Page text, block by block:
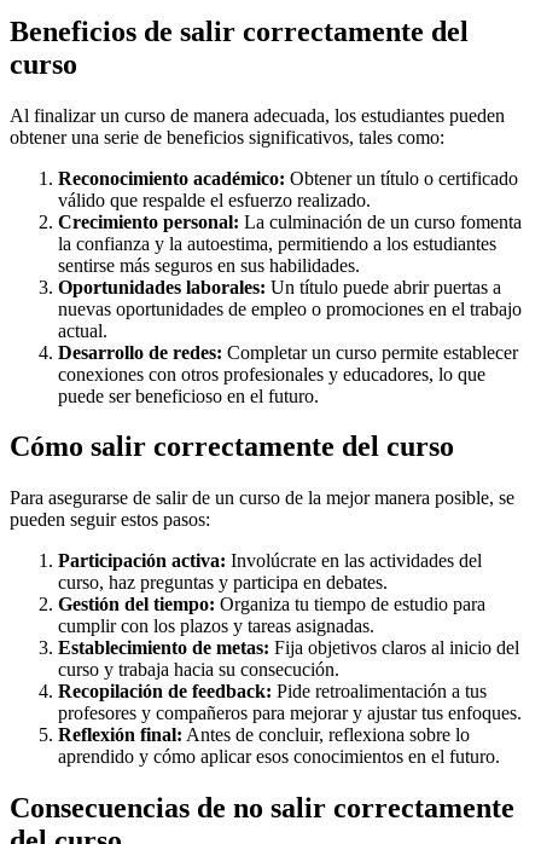
Beneficios de salir correctamente del
curso
Al finalizar un curso de manera adecuada, los estudiantes pueden
obtener una serie de beneficios significativos, tales como:
Reconocimiento académico: Obtener un título o certificado
válido que respalde el esfuerzo realizado.
Crecimiento personal: La culminación de un curso fomenta
la confianza y la autoestima, permitiendo a los estudiantes
sentirse más seguros en sus habilidades.
Oportunidades laborales: Un título puede abrir puertas a
nuevas oportunidades de empleo o promociones en el trabajo
actual.
Desarrollo de redes: Completar un curso permite establecer
conexiones con otros profesionales y educadores, lo que
puede ser beneficioso en el futuro.
Cómo salir correctamente del curso
Para asegurarse de salir de un curso de la mejor manera posible, se
pueden seguir estos pasos:
Participación activa: Involúcrate en las actividades del
curso, haz preguntas y participa en debates.
Gestión del tiempo: Organiza tu tiempo de estudio para
cumplir con los plazos y tareas asignadas.
Establecimiento de metas: Fija objetivos claros al inicio del
curso y trabaja hacia su consecución.
Recopilación de feedback: Pide retroalimentación a tus
profesores y compañeros para mejorar y ajustar tus enfoques.
Reflexión final: Antes de concluir, reflexiona sobre lo
aprendido y cómo aplicar esos conocimientos en el futuro.
Consecuencias de no salir correctamente